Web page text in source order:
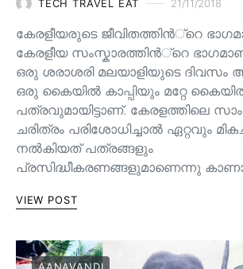
TECH TRAVEL EAT 21/11/2018
കേരളീയരുടെ ജീവിതത്തിന്‍്റെ
കേരളീയ സംസ്കാരത്തിന്‍്റെ
ഒരു ശരാശരി മലയാളിയുടെ ദിവസം
ഒരു കൈയില്‍ കാപ്പിയും മറ്റേ
പത്രവുമായിട്ടാണ്. കേരളത്തിലെ
ചരിത്രം പരിശോധിച്ചാല്‍ ഏറ്റവും
നല്‍കിയത് പത്രങ്ങളും
പ്രസിദ്ധീകരണങ്ങളുമാണെന്നു
VIEW POST